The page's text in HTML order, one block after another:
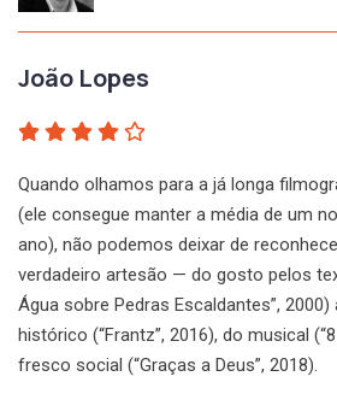
João Lopes
Quando olhamos para a já longa
(ele consegue manter a média de um
ano), não podemos deixar de
verdadeiro artesão — do gosto pelos
Água sobre Pedras Escaldantes”,
histórico (“Frantz”, 2016), do musical
fresco social (“Graças a Deus”, 2018).